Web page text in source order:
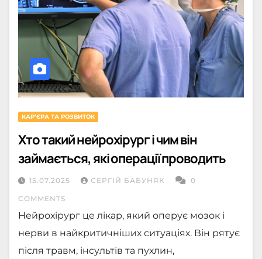
КАРʼЄРА ТА РОЗВИТОК
Хто такий нейрохірург і чим він
займається, які операції проводить
15.07.2025 СЕРГІЙ БАБУНЯК 0
COMMENTS
Нейрохірург це лікар, який оперує мозок і
нерви в найкритичніших ситуаціях. Він рятує
після травм, інсультів та пухлин,